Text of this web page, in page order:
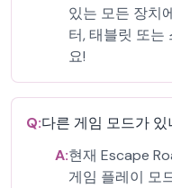
있는 모든 장치
터, 태블릿 또는
요!
Q:다른 게임 모드가 있
A:현재 Escape
게임 플레이 모